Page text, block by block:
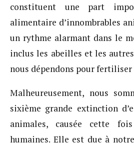
constituent une part
alimentaire d’innombrables
un rythme alarmant dans le
inclus les abeilles et les
nous dépendons pour fertiliser
Malheureusement, nous
sixième grande extinction
animales, causée cette
humaines. Elle est due à